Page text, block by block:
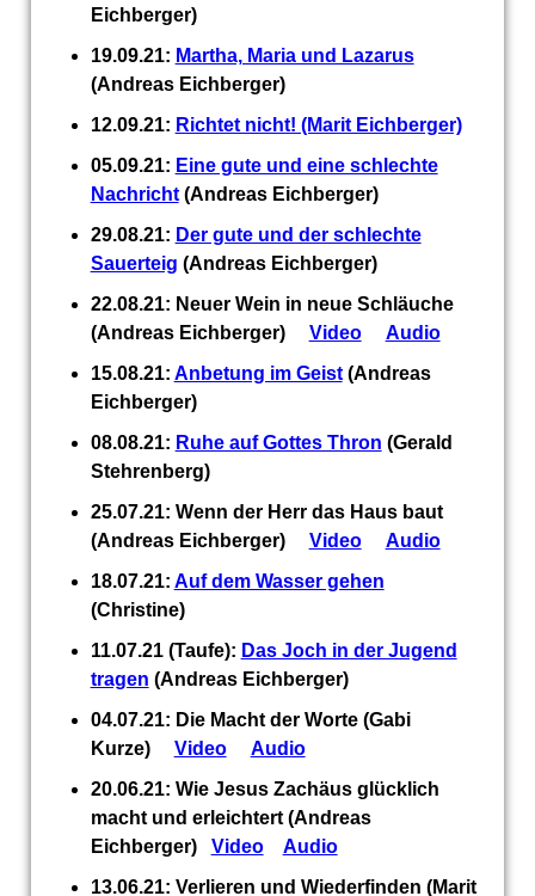
Eichberger)
19.09.21: Martha, Maria und Lazarus
(Andreas Eichberger)
12.09.21: Richtet nicht! (Marit Eichberger)
05.09.21: Eine gute und eine schlechte
Nachricht(Andreas Eichberger)
29.08.21: Der gute und der schlechte
Sauerteig (Andreas Eichberger)
22.08.21: Neuer Wein in neue Schläuche
(Andreas Eichberger) Video
Audio
15.08.21: Anbetung im Geist(Andreas
Eichberger)
08.08.21: Ruhe auf Gottes Thron (Gerald
Stehrenberg)
25.07.21: Wenn der Herr das Haus baut
(Andreas Eichberger) Video
Audio
18.07.21: Auf dem Wasser gehen
(Christine)
11.07.21 (Taufe): Das Joch in der Jugend
tragen (Andreas Eichberger)
04.07.21: Die Macht der Worte (Gabi
Kurze) Video
Audio
20.06.21: Wie Jesus Zachäus glücklich
macht und erleichtert (Andreas
Eichberger) Video
Audio
13.06.21: Verlieren und Wiederfinden (Marit